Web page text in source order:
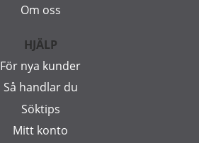
Om oss
HJÄLP
För nya kunder
Så handlar du
Söktips
Mitt konto